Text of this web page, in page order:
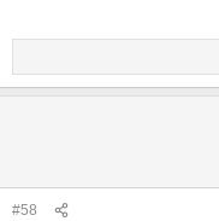
وحنان
#58